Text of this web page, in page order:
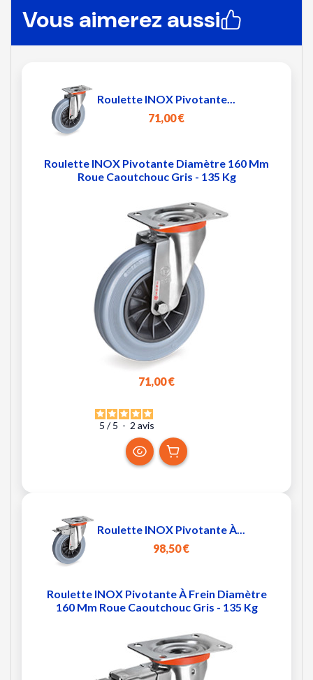
Vous aimerez aussi
Roulette INOX Pivotante...
71,00 €
Roulette INOX Pivotante Diamètre 160 Mm
Roue Caoutchouc Gris - 135 Kg
71,00 €
5 / 5 - 2 avis
Roulette INOX Pivotante À...
98,50 €
Roulette INOX Pivotante À Frein Diamètre
160 Mm Roue Caoutchouc Gris - 135 Kg